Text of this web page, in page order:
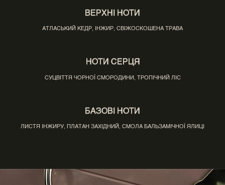
ВЕРХНІ НОТИ
АТЛАСЬКИЙ КЕДР, ІНЖИР, СВІЖОСКОШЕНА ТРАВА
НОТИ СЕРЦЯ
СУЦВІТТЯ ЧОРНОЇ СМОРОДИНИ, ТРОПІЧНИЙ ЛІС
БАЗОВІ НОТИ
ЛИСТЯ ІНЖИРУ, ПЛАТАН ЗАХІДНИЙ, СМОЛА БАЛЬЗАМІЧНОЇ ЯЛИЦІ